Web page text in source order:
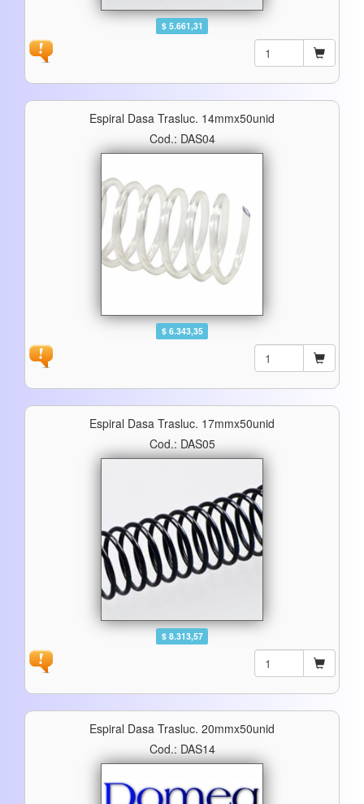
$ 5.661,31
Espiral Dasa Trasluc. 14mmx50unid
Cod.: DAS04
$ 6.343,35
Espiral Dasa Trasluc. 17mmx50unid
Cod.: DAS05
$ 8.313,57
Espiral Dasa Trasluc. 20mmx50unid
Cod.: DAS14